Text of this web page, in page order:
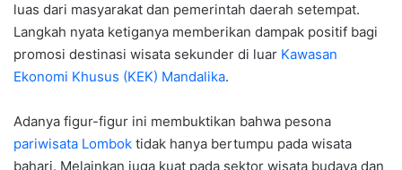
luas dari masyarakat dan pemerintah daerah setempat.
Langkah nyata ketiganya memberikan dampak positif bagi
promosi destinasi wisata sekunder di luar Kawasan
Ekonomi Khusus (KEK) Mandalika.
Adanya figur-figur ini membuktikan bahwa pesona
pariwisata Lombok tidak hanya bertumpu pada wisata
bahari. Melainkan juga kuat pada sektor wisata budaya dan